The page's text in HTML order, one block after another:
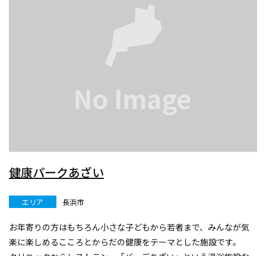
健康パークあざい
エリア 長浜市
お年寄りの方はもちろん小さな子どもから若者まで、みんなが気
楽に楽しめるこころとからだの健康をテーマとした施設です。